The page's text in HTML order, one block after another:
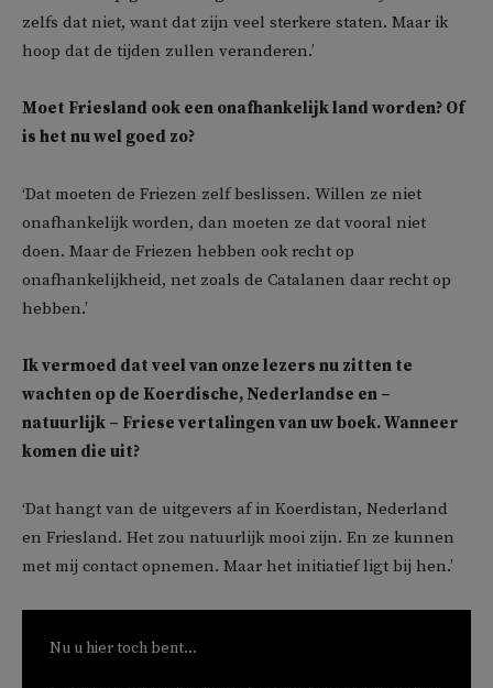
zelfs dat niet, want dat zijn veel sterkere staten. Maar ik
hoop dat de tijden zullen veranderen.’
Moet Friesland ook een onafhankelijk land worden? Of
is het nu wel goed zo?
‘Dat moeten de Friezen zelf beslissen. Willen ze niet
onafhankelijk worden, dan moeten ze dat vooral niet
doen. Maar de Friezen hebben ook recht op
onafhankelijkheid, net zoals de Catalanen daar recht op
hebben.’
Ik vermoed dat veel van onze lezers nu zitten te
wachten op de Koerdische, Nederlandse en –
natuurlijk – Friese vertalingen van uw boek. Wanneer
komen die uit?
‘Dat hangt van de uitgevers af in Koerdistan, Nederland
en Friesland. Het zou natuurlijk mooi zijn. En ze kunnen
met mij contact opnemen. Maar het initiatief ligt bij hen.’
Nu u hier toch bent...